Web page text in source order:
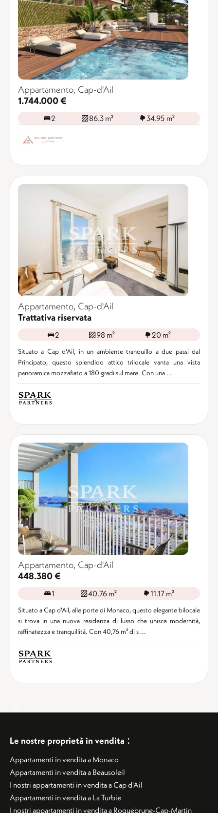
Appartamento, Cap-d'Ail
1.744.000 €
2 86.3 m² 34.95 m²
Appartamento, Cap-d'Ail
Trattativa riservata
2 98 m² 20 m²
Situato a Cap d'Ail, in un ambiente tranquillo a due passi dal
Principato, questo splendido attico trilocale vanta una vista
panoramica mozzafiato a 180 gradi sul mare. Con una ...
Appartamento, Cap-d'Ail
448.380 €
1 40.76 m² 11.17 m²
Situato a Cap d'Ail, alle porte di Monaco, questo elegante bilocale
si trova in una nuova residenza di lusso che unisce modernità,
raffinatezza e tranquillità. Con 40,76 m² di s ...
Le nostre proprietà in vendita :
Appartamenti in vendita a Monaco
Appartamenti in vendita a Beausoleil
I nostri appartamenti in vendita a Cap d'Ail
Appartamenti in vendita a La Turbie
I nostri appartamenti in vendita a Roquebrune-Cap-Martin